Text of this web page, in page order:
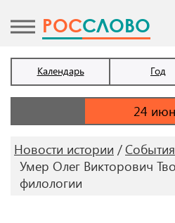
POCСЛОВО
Календарь Год
Новости истории
События
Умер Олег Викторович
филологии